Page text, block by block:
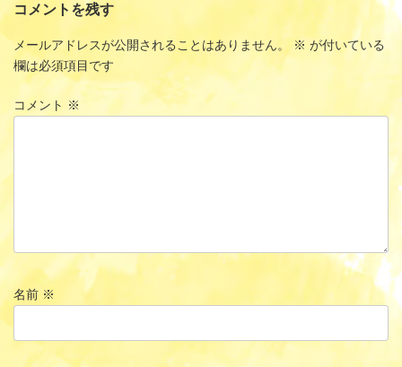
コメントを残す
メールアドレスが公開されることはありません。 ※ が付いている
欄は必須項目です
コメント ※
名前 ※